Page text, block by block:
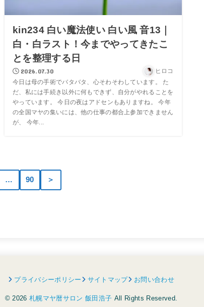
kin234 白い魔法使い 白い風 音13｜
白・白ラスト！今までやってきたこ
とを整理する日
2026.07.30 ヒロコ
今日は母の手術でバタバタ、心そわそわしています。 た
だ、私には手続き以外に何もできず、自分がやれることを
やっています。 今日の夜はアドセンもありますね。 今年
の全国マヤの集いには、他の仕事の都合上参加できません
が、 今年...
… 90 ＞
プライバシーポリシー サイトマップ お問い合わせ
© 2026札幌マヤ暦サロン 飯田浩子 All Rights Reserved.